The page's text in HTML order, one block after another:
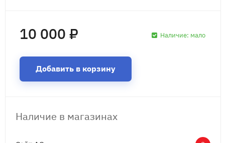
10 000 ₽ Наличие: мало
Добавить в корзину
Наличие в магазинах